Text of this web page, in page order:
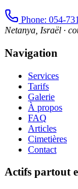
Phone: 054-
Netanya, Israël ·
Navigation
Services
Tarifs
Galerie
À propos
FAQ
Articles
Cimetières
Contact
Actifs partout